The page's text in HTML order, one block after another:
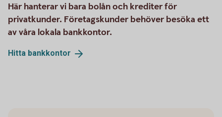
Här hanterar vi bara bolån och krediter för
privatkunder. Företagskunder behöver besöka ett
av våra lokala bankkontor.
Hitta bankkontor